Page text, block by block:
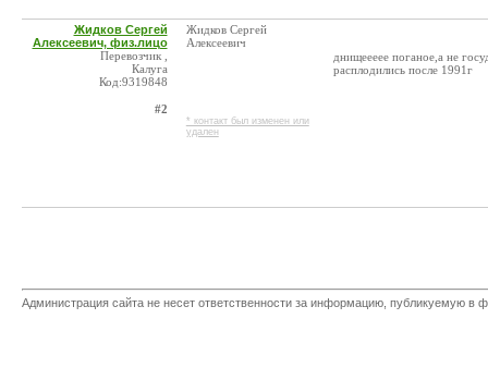
Жидков Сергей
Алексеевич, физ.лицо
Перевозчик ,
Калуга
Код:9319848
#2
Жидков Сергей
Алексеевич
* контакт был изменен или
удален
днищеееее поганое,а не
расплодились после 1991г
Администрация сайта не несет ответственности за информацию, публикуемую